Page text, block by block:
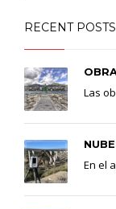
RECENT POSTS
Las
En el